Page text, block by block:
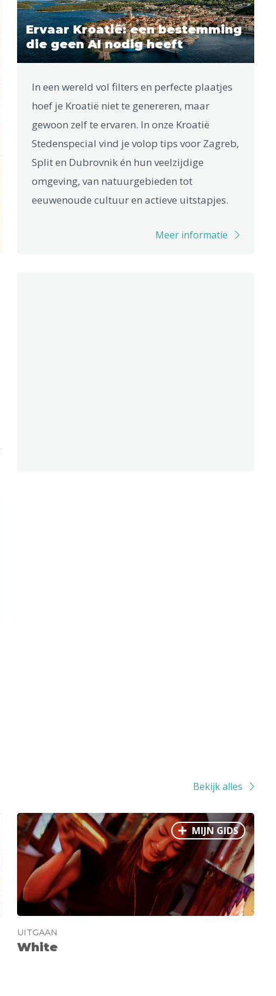
Ervaar Kroatië: een bestemming
die geen AI nodig heeft
In een wereld vol filters en perfecte plaatjes
hoef je Kroatië niet te genereren, maar
gewoon zelf te ervaren. In onze Kroatië
Stedenspecial vind je volop tips voor Zagreb,
Split en Dubrovnik én hun veelzijdige
omgeving, van natuurgebieden tot
eeuwenoude cultuur en actieve uitstapjes.
Meer informatie
Bekijk alles
MIJN GIDS
UITGAAN
White